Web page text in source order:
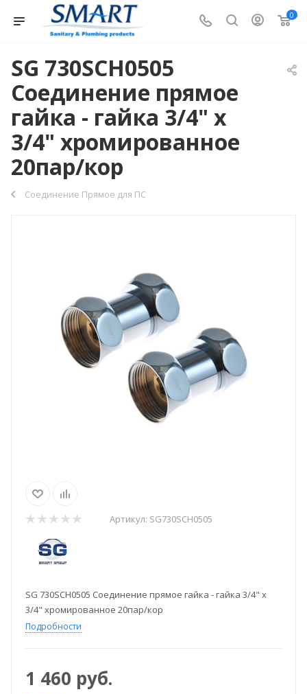
0
SG 730SCH0505
Соединение прямое
гайка - гайка 3/4" х
3/4" хромированное
20пар/кор
Соединение Прямое для ПС
Артикул: SG730SCH0505
SG 730SCH0505 Соединение прямое гайка - гайка 3/4" х
3/4" хромированное 20пар/кор
Подробности
1 460 руб.